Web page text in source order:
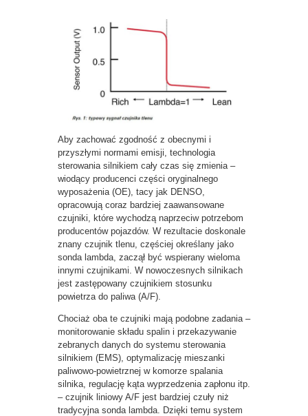
Aby zachować zgodność z obecnymi i
przyszłymi normami emisji, technologia
sterowania silnikiem cały czas się zmienia –
wiodący producenci części oryginalnego
wyposażenia (OE), tacy jak DENSO,
opracowują coraz bardziej zaawansowane
czujniki, które wychodzą naprzeciw potrzebom
producentów pojazdów. W rezultacie doskonale
znany czujnik tlenu, częściej określany jako
sonda lambda, zaczął być wspierany wieloma
innymi czujnikami. W nowoczesnych silnikach
jest zastępowany czujnikiem stosunku
powietrza do paliwa (A/F).
Chociaż oba te czujniki mają podobne zadania –
monitorowanie składu spalin i przekazywanie
zebranych danych do systemu sterowania
silnikiem (EMS), optymalizację mieszanki
paliwowo-powietrznej w komorze spalania
silnika, regulację kąta wyprzedzenia zapłonu itp.
– czujnik liniowy A/F jest bardziej czuły niż
tradycyjna sonda lambda. Dzięki temu system